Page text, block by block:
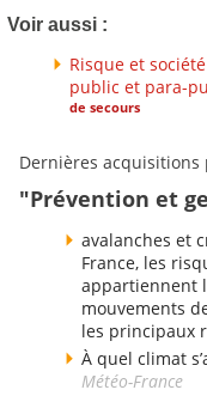
Voir aussi :
Risque et société
public et para-
de secours
Dernières acquisitions
"Prévention et
avalanches et
France, les
appartiennent
mouvements
les principaux
À quel climat
Météo-France